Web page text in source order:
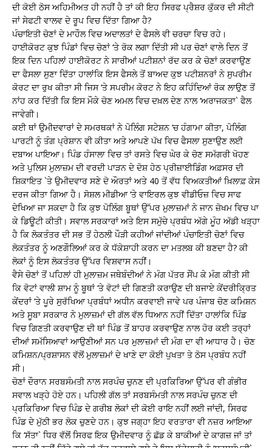
ਦੀ ਕੋਈ ਠੋਸ ਅਹਿਮੀਅਤ ਹੀ ਨਹੀਂ ਹੈ ਤਾਂ ਕੀ ਇਹ ਸਿਰਫ ਪ੍ਰੈਸ਼ਰ ਕੁੱਕਰ ਦੀ ਸੀਟੀ
ਜਾਂ ਸੇਫਟੀ ਵਾਲਵ ਦੇ ਰੂਪ ਵਿਚ ਦਿੱਤਾ ਗਿਆ ਹੈ?
ਪੰਚਾਇਤੀ ਚੋਣਾਂ ਦੇ ਮਾਹੌਲ ਵਿਚ ਅਦਾਲਤਾਂ ਦੇ ਫੈਸਲੇ ਵੀ ਚਰਚਾ ਵਿਚ ਰਹੇ।
ਹਾਈਕੋਰਟ ਕੁਝ ਪਿੰਡਾਂ ਵਿਚ ਚੋਣਾਂ ‘ਤੇ ਰੋਕ ਲਗਾ ਦਿੱਤੀ ਸੀ ਪਰ ਚੋਣਾਂ ਵਾਲੇ ਦਿਨ ਤੋਂ
ਇਕ ਦਿਨ ਪਹਿਲਾਂ ਹਾਈਕੋਰਟ ਨੇ ਸਾਰੀਆਂ ਪਟੀਸ਼ਨਾਂ ਰੱਦ ਕਰ ਕੇ ਚੋਣਾਂ ਕਰਵਾਉਣ
ਦਾ ਫੈਸਲਾ ਸੁਣਾ ਦਿੱਤਾ ਹਾਲਾਂਕਿ ਇਸ ਫੈਸਲੇ ਤੋਂ ਬਾਅਦ ਕੁਝ ਪਟੀਸ਼ਨਰਾਂ ਨੇ ਸੁਪਰੀਮ
ਕੋਰਟ ਦਾ ਰੁਖ ਕੀਤਾ ਸੀ ਜਿਸ ‘ਤੇ ਸਪਰੀਮ ਕੋਰਟ ਨੇ ਇਹ ਕਹਿੰਦਿਆਂ ਰੋਕ ਲਾਉਣ ਤੋਂ
ਨਾਂਹ ਕਰ ਦਿੱਤੀ ਕਿ ਇਸ ਮੌਕੇ ਚੋਣ ਅਮਲ ਵਿਚ ਦਖ਼ਲ ਦੇਣ ਨਾਲ ‘ਅਰਾਜਕਤਾ` ਫੈਲ
ਜਾਵੇਗੀ।
ਕਈ ਥਾਂ ਉਮੀਦਵਾਰਾਂ ਦੇ ਸਮਰਥਕਾਂ ਨੇ ਪੋਲਿੰਗ ਸਟੇਸ਼ਨ ‘ਚ ਹੰਗਾਮਾ ਕੀਤਾ, ਪੋਲਿੰਗ
ਪਾਰਟੀ ਨੂੰ ਤੰਗ ਪ੍ਰੇਸ਼ਾਨ ਵੀ ਕੀਤਾ ਅਤੇ ਆਪਣੇ ਪੱਖ ਵਿਚ ਫੈਸਲਾ ਸੁਣਾਉਣ ਲਈ
ਦਬਾਅ ਪਾਇਆ। ਪਿੰਡ ਹੰਸਾਲਾ ਵਿਚ ਤਾਂ ਰਸਤੇ ਵਿਚ ਘੇਰ ਕੇ ਚੋਣ ਸਮੱਗਰੀ ਖੋਹਣ
ਅਤੇ ਪੁਲਿਸ ਮੁਲਾਜ਼ਮ ਦੀ ਵਰਦੀ ਪਾੜਨ ਦੇ ਦੋਸ਼ ਹੇਠ ਪ੍ਰੀਜ਼ਾਈਡਿੰਗ ਅਫ਼ਸਰ ਦੀ
ਸ਼ਿਕਾਇਤ `ਤੇ ਉਮੀਦਵਾਰ ਸਣੇ ਦੋ ਔਰਤਾਂ ਅਤੇ 40 ਤੋਂ ਵੱਧ ਵਿਅਕਤੀਆਂ ਖ਼ਿਲਾਫ਼ ਕੇਸ
ਦਰਜ ਕੀਤਾ ਗਿਆ ਹੈ। ਸੋਸ਼ਲ ਮੀਡੀਆ ‘ਤੇ ਵਾਇਰਲ ਕੁਝ ਵੀਡੀਓਜ਼ ਵਿਚ ਸਾਫ
ਦੇਖਿਆ ਜਾ ਸਕਦਾ ਹੈ ਕਿ ਕੁਝ ਪੋਲਿੰਗ ਬੂਥਾਂ ਉੱਪਰ ਮੁਲਾਜ਼ਮਾਂ ਨੇ ਜਾਨ ਜ਼ੋਖਮ ਵਿਚ ਪਾ
ਕੇ ਡਿਊਟੀ ਕੀਤੀ। ਸਵਾਲ ਸਰਕਾਰਾਂ ਅਤੇ ਇਸ ਸਮੁੱਚੇ ਪ੍ਰਬੰਧ ਅੱਗੇ ਮੂੰਹ ਅੱਡੀ ਖੜ੍ਹਾ
ਹੈ ਕਿ ਲੋਕਤੰਤਰ ਦੀ ਸਭ ਤੋਂ ਹੇਠਲੀ ਪੌੜੀ ਕਹੀਆਂ ਜਾਂਦੀਆਂ ਪੰਚਾਇਤੀ ਚੋਣਾਂ ਵਿਚ
ਲੋਕਤੰਤਰ ਨੂੰ ਅਣਗੌਲਿਆਂ ਕਰ ਕੇ ਧੱਕੇਸ਼ਾਹੀ ਕਰਨ ਦਾ ਮਤਲਬ ਕੀ ਬਣਦਾ ਹੈ? ਕੀ
ਲੋਕਾਂ ਨੂੰ ਇਸ ਲੋਕਤੰਤਰ ਉੱਪਰ ਵਿਸ਼ਵਾਸ ਨਹੀਂ।
ਵੈਸੇ ਚੋਣਾਂ ਤੋਂ ਪਹਿਲਾਂ ਹੀ ਮੁਲਾਜ਼ਮ ਜਥੇਬੰਦੀਆਂ ਨੇ ਮੰਗ ਪੱਤਰ ਸੌਂਪ ਕੇ ਮੰਗ ਕੀਤੀ ਸੀ
ਕਿ ਵੋਟਾਂ ਵਾਲੀ ਸ਼ਾਮ ਨੂੰ ਬੂਥਾਂ ‘ਤੇ ਵੋਟਾਂ ਦੀ ਗਿਣਤੀ ਕਰਾਉਣ ਦੀ ਬਜਾਏ ਕੇਂਦਰੀਕ੍ਰਿਤ
ਕੇਂਦਰਾਂ ‘ਤੇ ਪੂਰੇ ਸੁਰੱਖਿਆ ਪ੍ਰਬੰਧਾਂ ਅਧੀਨ ਕਰਵਾਈ ਜਾਵੇ ਪਰ ਪੰਜਾਬ ਚੋਣ ਕਮਿਸ਼ਨ
ਅਤੇ ਸੂਬਾ ਸਰਕਾਰ ਨੇ ਮੁਲਾਜ਼ਮਾਂ ਦੀ ਗੱਲ ਵੱਲ ਧਿਆਨ ਨਹੀਂ ਦਿੱਤਾ ਹਾਲਾਂਕਿ ਪਿੰਡ
ਵਿਚ ਗਿਣਤੀ ਕਰਵਾਉਣ ਦੀ ਥਾਂ ਪਿੰਡ ਤੋਂ ਬਾਹਰ ਕਰਵਾਉਣ ਨਾਲ ਹੋਰ ਕਈ ਤਰ੍ਹਾਂ
ਦੀਆਂ ਸਮੱਸਿਆਵਾਂ ਆਉਣੀਆਂ ਸਨ ਪਰ ਮੁਲਾਜ਼ਮਾਂ ਦੀ ਮੰਗ ਦਾ ਵੀ ਆਧਾਰ ਹੈ। ਚੋਣ
ਕਮਿਸ਼ਨ/ਪ੍ਰਸ਼ਾਸਨ ਵੱਲੋਂ ਮੁਲਾਜ਼ਮਾਂ ਦੇ ਖਾਣੇ ਦਾ ਕੋਈ ਪੁਖਤਾ ਤੇ ਠੋਸ ਪ੍ਰਬੰਧ ਨਹੀਂ
ਸੀ।
ਚੋਣਾਂ ਦੌਰਾਨ ਸਰਬਸੰਮਤੀ ਨਾਲ ਸਰਪੰਚ ਚੁਨਣ ਦੀ ਪ੍ਰਕਿਰਿਆ ਉੱਪਰ ਵੀ ਗੰਭੀਰ
ਸਵਾਲ ਖੜ੍ਹੇ ਹੋਏ ਹਨ। ਪਹਿਲੀ ਗੱਲ ਤਾਂ ਸਰਬਸੰਮਤੀ ਨਾਲ ਸਰਪੰਚ ਚੁਨਣ ਦੀ
ਪ੍ਰਕਿਰਿਆ ਵਿਚ ਪਿੰਡ ਦੇ ਗਰੀਬ ਲੋਕਾਂ ਦੀ ਕੋਈ ਰਾਇ ਨਹੀਂ ਲਈ ਜਾਂਦੀ, ਸਿਰਫ
ਪਿੰਡ ਦੇ ਮੁੱਠੀ ਭਰ ਲੋਕ ਚੁਣਦੇ ਹਨ। ਕੁਝ ਜਗ੍ਹਾ ਇਹ ਵਰਤਾਰਾ ਵੀ ਨਜ਼ਰ ਆਇਆ
ਕਿ ‘ਸੱਤਾ` ਧਿਰ ਵੱਲੋਂ ਸਿਰਫ ਇਕ ਉਮੀਦਵਾਰ ਨੂੰ ਛੱਡ ਕੇ ਬਾਕੀਆਂ ਦੇ ਕਾਗਜ਼ ਜਾਂ ਤਾਂ